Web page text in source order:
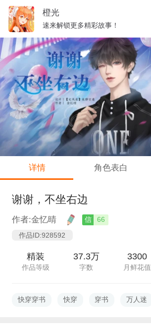
详情 角色表白
谢谢，不坐右边
作者:金忆晴 信
66
作品ID:928592
精装
作品等级
37.3万
字数
3300
月鲜花值
快穿穿书 快穿 穿书 万人迷
橙光
速来解锁更多精彩故事！